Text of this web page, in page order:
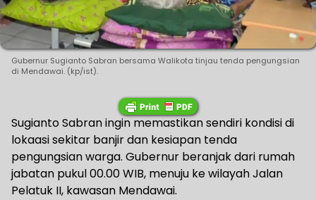
Gubernur Sugianto Sabran bersama Walikota tinjau tenda pengungsian
di Mendawai. (kp/ist).
Sugianto Sabran ingin memastikan sendiri kondisi di
lokaasi sekitar banjir dan kesiapan tenda
pengungsian warga. Gubernur beranjak dari rumah
jabatan pukul 00.00 WIB, menuju ke wilayah Jalan
Pelatuk II, kawasan Mendawai.